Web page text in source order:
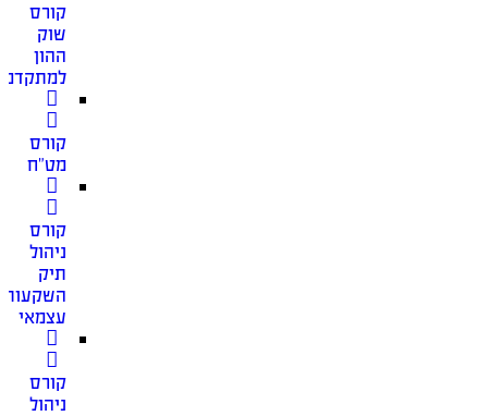
קורס
שוק
ההון
קורס
מט”ח
קורס
ניהול
תיק
השקעות
עצמאי
קורס
ניהול